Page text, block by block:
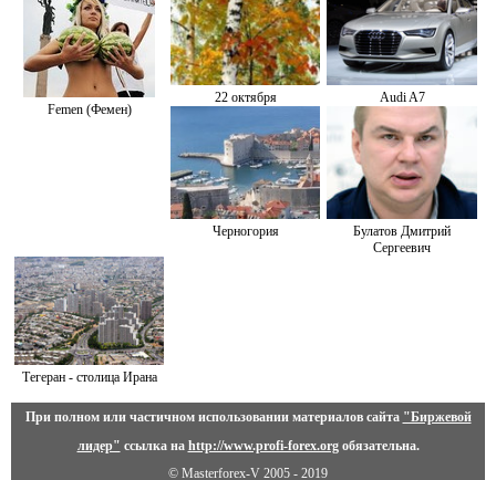
Femen (Фемен)
22 октября Audi A7
Черногория
Булатов Дмитрий
Сергеевич
Тегеран - столица Ирана
При полном или частичном использовании материалов сайта "Биржевой
лидер" ссылка на http://www.profi-forex.orgобязательна.
© Masterforex-V 2005 - 2019